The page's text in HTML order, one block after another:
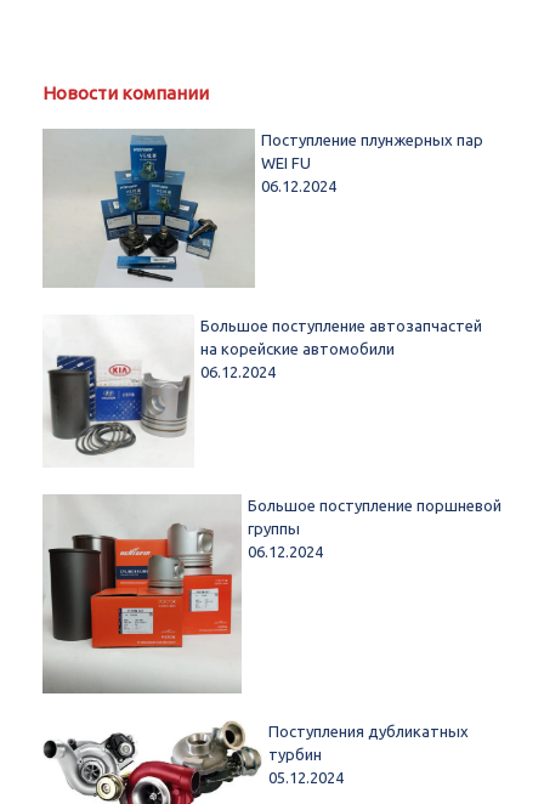
Новости компании
Поступление плунжерных пар
WEI FU
06.12.2024
Большое поступление автозапчастей
на корейские автомобили
06.12.2024
Большое поступление поршневой
группы
06.12.2024
Поступления дубликатных
турбин
05.12.2024